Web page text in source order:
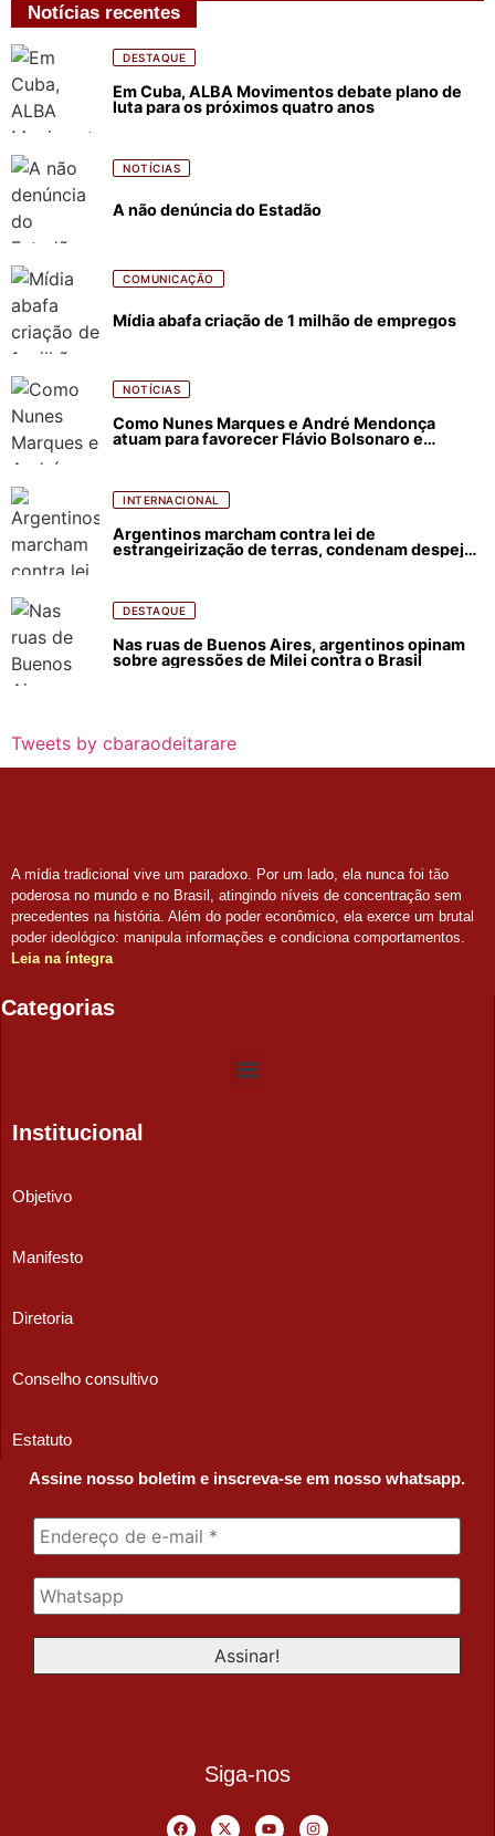
Notícias recentes
DESTAQUE
Em Cuba, ALBA Movimentos debate plano de
luta para os próximos quatro anos
NOTÍCIAS
A não denúncia do Estadão
COMUNICAÇÃO
Mídia abafa criação de 1 milhão de empregos
NOTÍCIAS
Como Nunes Marques e André Mendonça
atuam para favorecer Flávio Bolsonaro e
INTERNACIONAL
Argentinos marcham contra lei de
estrangeirização de terras, condenam despejos
DESTAQUE
Nas ruas de Buenos Aires, argentinos opinam
sobre agressões de Milei contra o Brasil
Tweets by cbaraodeitarare
A mídia tradicional vive um paradoxo. Por um lado, ela nunca foi tão
poderosa no mundo e no Brasil, atingindo níveis de concentração sem
precedentes na história. Além do poder econômico, ela exerce um brutal
poder ideológico: manipula informações e condiciona comportamentos.
Leia na íntegra
Categorias
Institucional
Objetivo
Manifesto
Diretoria
Conselho consultivo
Estatuto
Assine nosso boletim e inscreva-se em nosso whatsapp.
Siga-nos